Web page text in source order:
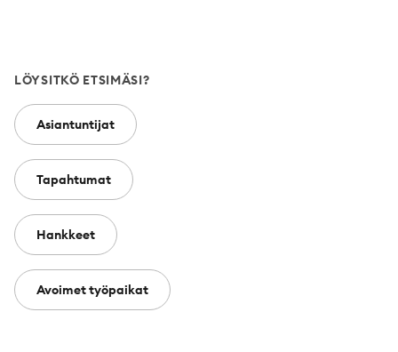
LÖYSITKÖ ETSIMÄSI?
Asiantuntijat
Tapahtumat
Hankkeet
Avoimet työpaikat